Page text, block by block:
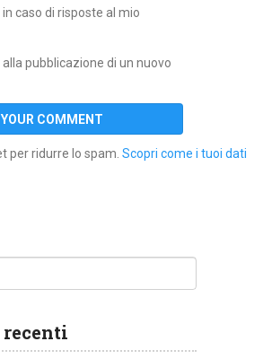
caso di risposte al mio
pubblicazione di un nuovo
per ridurre lo spam. Scopri come i tuoi dati